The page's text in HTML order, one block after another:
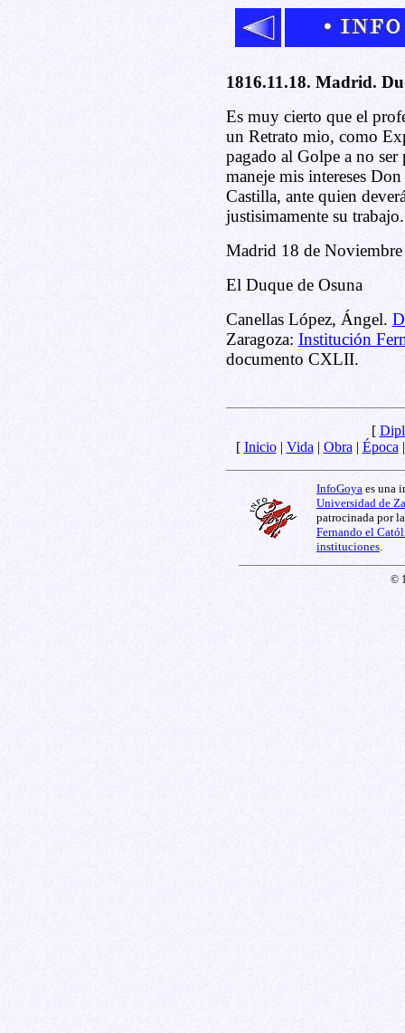
1816.11.18. Madrid.
Es muy cierto que el
un Retrato mio, como
pagado al Golpe a no
maneje mis intereses
Castilla, ante quien
justisimamente su trabajo.
Madrid 18 de
El Duque de Osuna
Canellas López, Ángel.
Zaragoza: Institución
documento CXLII.
[
[ Inicio| Vida | Obra | Época
InfoGoya es una
Universidad de
patrocinada por
Fernando el
instituciones
©